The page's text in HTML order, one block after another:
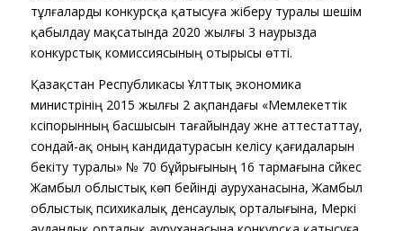
тұлғаларды конкурсқа қатысуға жіберу туралы шешім
қабылдау мақсатында 2020 жылғы 3 наурызда
конкурстық комиссиясының отырысы өтті.
Қазақстан Республикасы Ұлттық экономика
министрінің 2015 жылғы 2 ақпандағы «Мемлекеттік
кәсіпорынның басшысын тағайындау және аттестаттау,
сондай-ақ оның кандидатурасын келісу қағидаларын
бекіту туралы» № 70 бұйрығының 16 тармағына сәйкес
Жамбыл облыстық көп бейінді ауруханасына, Жамбыл
облыстық психикалық денсаулық орталығына, Меркі